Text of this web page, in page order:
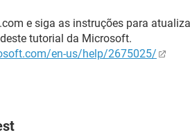
e siga as instruções para
tutorial da Microsoft.
en-us/help/2675025/